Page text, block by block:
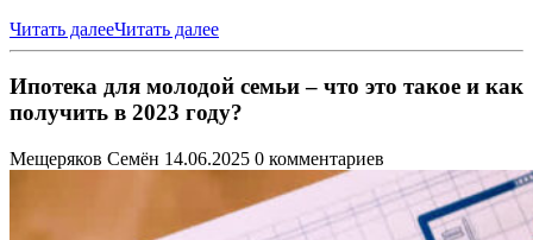
Читать далееЧитать далее
Ипотека для молодой семьи – что это такое и как
получить в 2023 году?
Мещеряков Семён 14.06.2025 0 комментариев